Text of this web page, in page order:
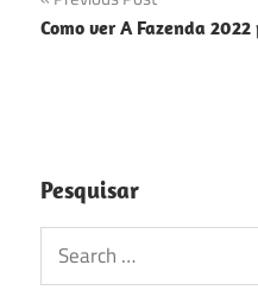
de
Como ver A Fazenda
Pesquisar
Search
for: